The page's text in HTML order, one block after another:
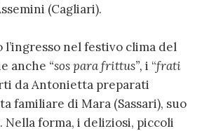
(Cagliari).
l’ingresso nel festivo clima del
anche “sos para frittus”, i “frati
da Antonietta preparati
familiare di Mara (Sassari), suo
Nella forma, i deliziosi, piccoli